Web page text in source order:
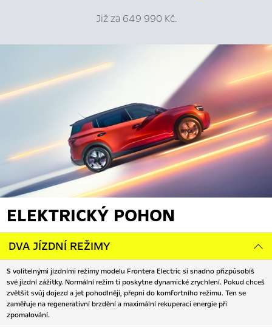
Již za 649 990 Kč.
ELEKTRICKÝ POHON
DVA JÍZDNÍ REŽIMY
S volitelnými jízdními režimy modelu Frontera Electric si snadno přizpůsobíš
své jízdní zážitky. Normální režim ti poskytne dynamické zrychlení. Pokud chceš
zvětšit svůj dojezd a jet pohodlněji, přepni do komfortního režimu. Ten se
zaměřuje na regenerativní brzdění a maximální rekuperaci energie při
zpomalování.